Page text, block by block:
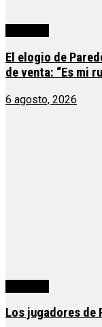
El elogio de
de venta: “Es mi
6 agosto, 2026
Los jugadores de